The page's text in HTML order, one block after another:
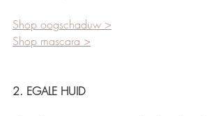
Shop oogschaduw >
Shop mascara >
2. EGALE HUID